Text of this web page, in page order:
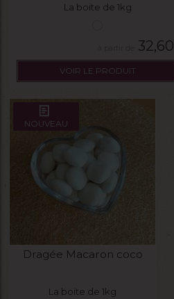
La boite de 1kg
32,60
VOIR LE PRODUIT
NOUVEAU
Dragée Macaron coco
La boite de 1kg